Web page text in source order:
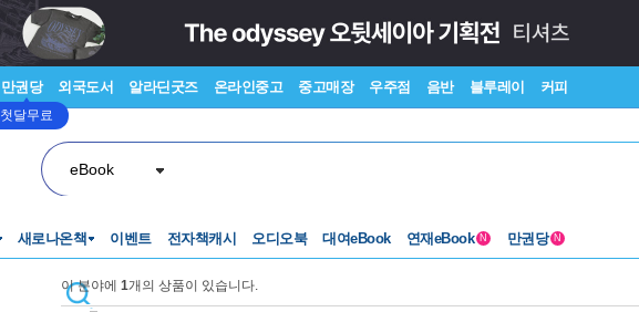
만권당
첫달무료
외국도서 알라딘굿즈 온라인중고 중고매장 우주점 음반 블루레이 커피
eBook
새로나온책 이벤트 전자책캐시 오디오북 대여eBook 연재eBook N 만권당 N
이 분야에 1개의 상품이 있습니다.